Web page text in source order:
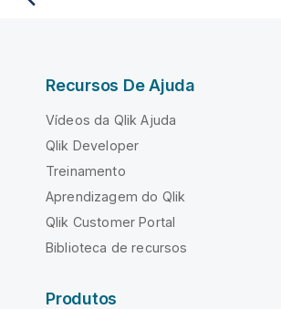
Recursos De Ajuda
Vídeos da Qlik Ajuda
Qlik Developer
Treinamento
Aprendizagem do Qlik
Qlik Customer Portal
Biblioteca de recursos
Produtos